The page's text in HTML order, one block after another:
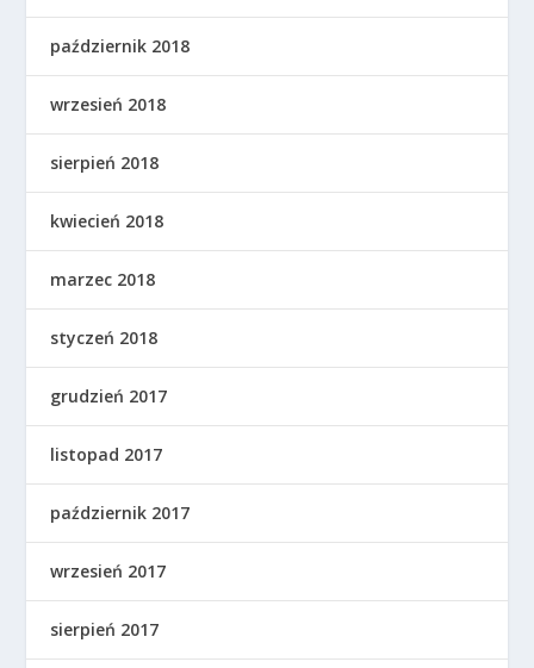
październik 2018
wrzesień 2018
sierpień 2018
kwiecień 2018
marzec 2018
styczeń 2018
grudzień 2017
listopad 2017
październik 2017
wrzesień 2017
sierpień 2017